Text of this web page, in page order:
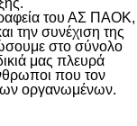
του ΑΣ ΠΑΟΚ,
την συνέχιση της
στο σύνολο
μας πλευρά
που τον
οργανωμένων.